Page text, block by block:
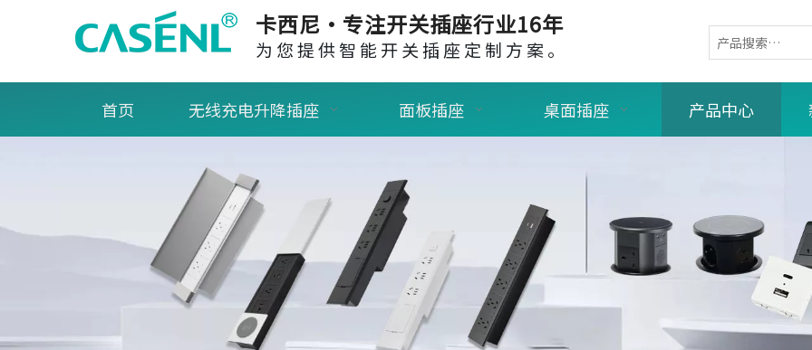
卡西尼·专注开关插座行业16年
为您提供智能开关插座定制方案。
首页 无线充电升降插座 面板插座 桌面插座 产品中心